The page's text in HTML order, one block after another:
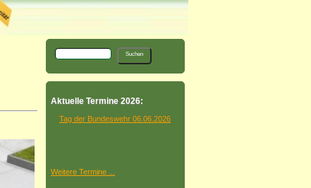
Aktuelle Termine 2026:
Tag der Bundeswehr 06.06.2026
Weitere Termine ...